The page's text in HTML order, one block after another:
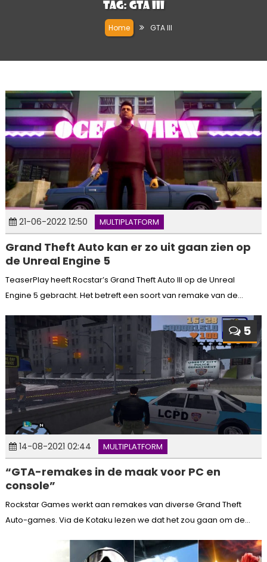
Tag: GTA III
Home GTA III
21-06-2022 12:50 MULTIPLATFORM
Grand Theft Auto kan er zo uit gaan zien op
de Unreal Engine 5
TeaserPlay heeft Rocstar’s Grand Theft Auto III op de Unreal
Engine 5 gebracht. Het betreft een soort van remake van de...
5
14-08-2021 02:44 MULTIPLATFORM
“GTA-remakes in de maak voor PC en
console”
Rockstar Games werkt aan remakes van diverse Grand Theft
Auto-games. Via de Kotaku lezen we dat het zou gaan om de...